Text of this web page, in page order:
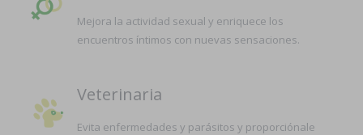
Mejora la actividad sexual y enriquece los
encuentros íntimos con nuevas sensaciones.
Veterinaria
Evita enfermedades y parásitos y proporciónale